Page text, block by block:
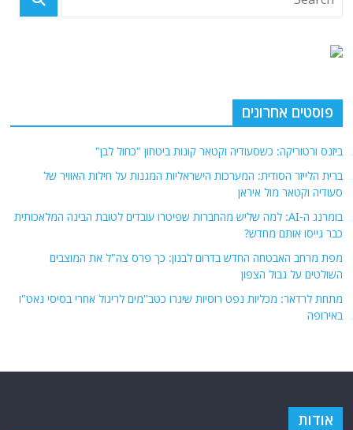
פוסטים אחרונים
ביזנס ורטוריקה: כשסעודיה וקטאר קונות ביטחון "כחול לבן"
ברית הלייזר הסודית: המערכות הישראליות המגנות על חילות האוויר של
סעודיה וקטאר מול איראן
בומרנג ה-AI: למה שליש מהחברות שפיטרו עובדים לטובת הבינה המלאכותית
כבר גייסו אותם מחדש?
מפת מרחב האבטחה החדש בדרום לבנון: כך פרס צה"ל את המוצבים
השולטים על גבול הצפון
מתחת לרדאר: מכליות נפט רוסיות שיגרו כטב"מים לריגול אחרי בסיסי נאט"ו
באירופה
אודות